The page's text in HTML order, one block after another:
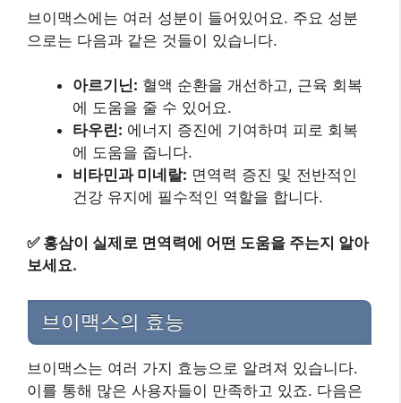
브이맥스에는 여러 성분이 들어있어요. 주요 성분
으로는 다음과 같은 것들이 있습니다.
아르기닌: 혈액 순환을 개선하고, 근육 회복
에 도움을 줄 수 있어요.
타우린: 에너지 증진에 기여하며 피로 회복
에 도움을 줍니다.
비타민과 미네랄: 면역력 증진 및 전반적인
건강 유지에 필수적인 역할을 합니다.
✅ 홍삼이 실제로 면역력에 어떤 도움을 주는지 알아
보세요.
브이맥스의 효능
브이맥스는 여러 가지 효능으로 알려져 있습니다.
이를 통해 많은 사용자들이 만족하고 있죠. 다음은